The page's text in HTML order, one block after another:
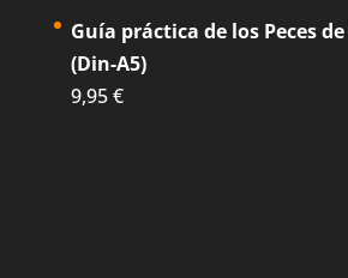
Guía práctica de los Peces
(Din-A5)
9,95€